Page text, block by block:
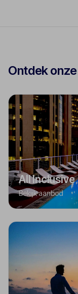
Ontdek
All Inclusive
Bekijk aanbod